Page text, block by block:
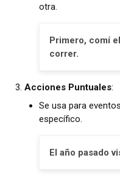
otra.
Primero, comí
correr.
Acciones Puntuales:
Se usa para
específico.
El año pasado